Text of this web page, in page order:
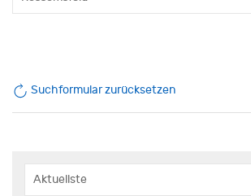
Suchformular zurücksetzen